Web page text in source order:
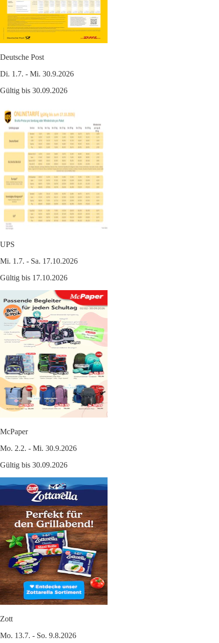
Deutsche Post
Di. 1.7. - Mi. 30.9.2026
Gültig bis 30.09.2026
UPS
Mi. 1.7. - Sa. 17.10.2026
Gültig bis 17.10.2026
McPaper
Mo. 2.2. - Mi. 30.9.2026
Gültig bis 30.09.2026
Zott
Mo. 13.7. - So. 9.8.2026